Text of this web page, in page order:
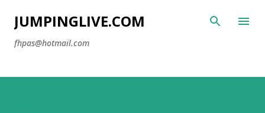
Ir al contenido principal
JUMPINGLIVE.COM
fhpas@hotmail.com